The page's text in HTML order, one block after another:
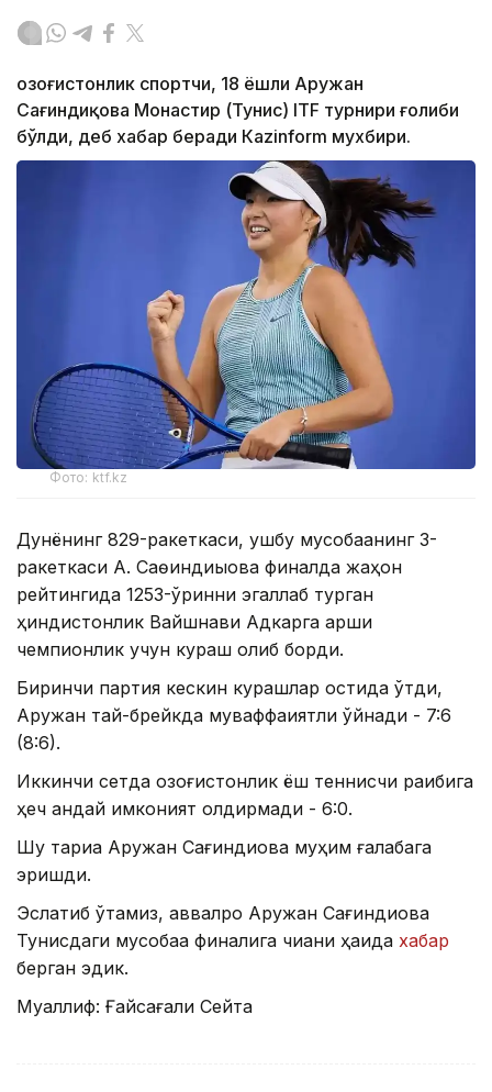
Қозоғистонлик спортчи, 18 ёшли Аружан
Сағиндиқова Монастир (Тунис) ITF турнири ғолиби
бўлди, деб хабар беради Каzinform мухбири.
Фото: ktf.kz
Дунёнинг 829-ракеткаси, ушбу мусобақанинг 3-
ракеткаси А. Саөиндиыова финалда жаҳон
рейтингида 1253-ўринни эгаллаб турган
ҳиндистонлик Вайшнави Адкарга қарши
чемпионлик учун кураш олиб борди.
Биринчи партия кескин курашлар остида ўтди,
Аружан тай-брейкда муваффақиятли ўйнади - 7:6
(8:6).
Иккинчи сетда қозоғистонлик ёш теннисчи рақибига
ҳеч қандай имконият қолдирмади - 6:0.
Шу тариқа Аружан Сағиндиқова муҳим ғалабага
эришди.
Эслатиб ўтамиз, аввалроқ Аружан Сағиндиқова
Тунисдаги мусобақа финалига чиққани ҳақида хабар
берган эдик.
Муаллиф: Ғайсағали Сейтақ